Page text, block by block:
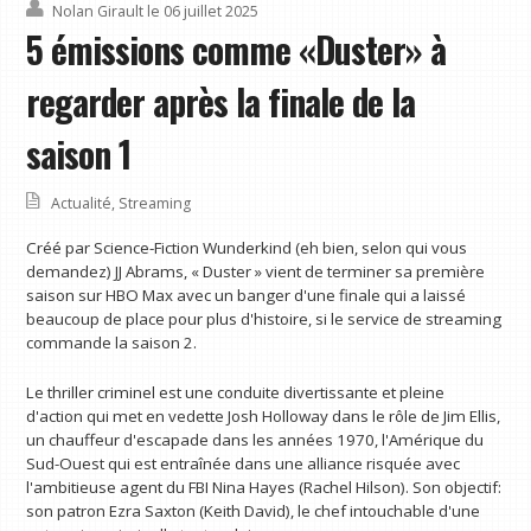
Nolan Girault le 06 juillet 2025
5 émissions comme «Duster» à
regarder après la finale de la
saison 1
Actualité, Streaming
Créé par Science-Fiction Wunderkind (eh bien, selon qui vous
demandez) JJ Abrams, « Duster » vient de terminer sa première
saison sur HBO Max avec un banger d'une finale qui a laissé
beaucoup de place pour plus d'histoire, si le service de streaming
commande la saison 2.
Le thriller criminel est une conduite divertissante et pleine
d'action qui met en vedette Josh Holloway dans le rôle de Jim Ellis,
un chauffeur d'escapade dans les années 1970, l'Amérique du
Sud-Ouest qui est entraînée dans une alliance risquée avec
l'ambitieuse agent du FBI Nina Hayes (Rachel Hilson). Son objectif:
son patron Ezra Saxton (Keith David), le chef intouchable d'une